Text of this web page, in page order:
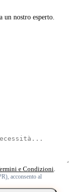
nostro esperto.
e Condizioni
acconsento al